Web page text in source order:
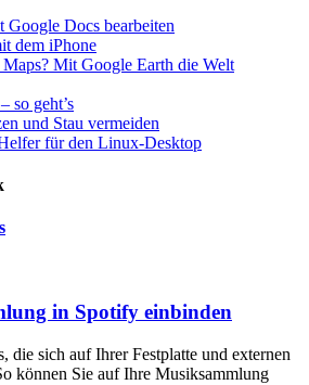
Google Docs bearbeiten
dem iPhone
Maps? Mit Google Earth die Welt
so geht’s
und Stau vermeiden
für den Linux-Desktop
in Spotify einbinden
die sich auf Ihrer Festplatte und externen
können Sie auf Ihre Musiksammlung